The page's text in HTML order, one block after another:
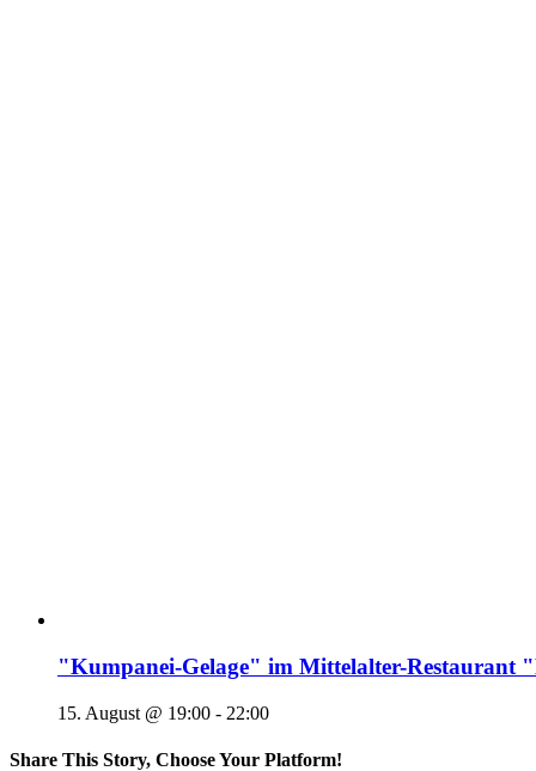
"Kumpanei-Gelage" im Mittelalter-
15. August @ 19:00 - 22:00
Share This Story, Choose Your Platform!